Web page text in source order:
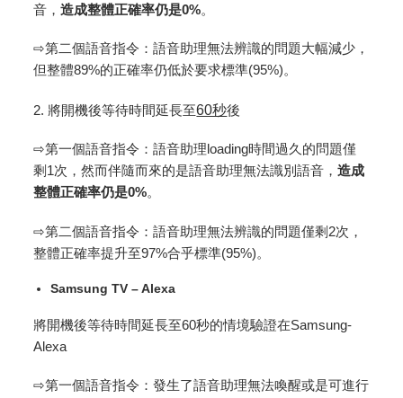
音，造成整體正確率仍是0%。
⇨第二個語音指令：語音助理無法辨識的問題大幅減少，
但整體89%的正確率仍低於要求標準(95%)。
2. 將開機後等待時間延長至60秒後
⇨第一個語音指令：語音助理loading時間過久的問題僅
剩1次，然而伴隨而來的是語音助理無法識別語音，造成
整體正確率仍是0%。
⇨第二個語音指令：語音助理無法辨識的問題僅剩2次，
整體正確率提升至97%合乎標準(95%)。
Samsung TV – Alexa
將開機後等待時間延長至60秒的情境驗證在Samsung-
Alexa
⇨第一個語音指令：發生了語音助理無法喚醒或是可進行